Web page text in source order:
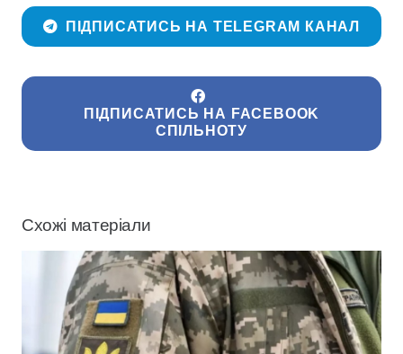
ПІДПИСАТИСЬ НА TELEGRAM КАНАЛ
ПІДПИСАТИСЬ НА FACEBOOK
СПІЛЬНОТУ
Схожі матеріали